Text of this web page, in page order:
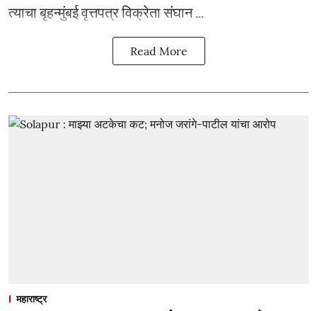
त्याचा बृहन्मुंबई वृत्तपत्र विक्रेता संघान ...
Read More
महाराष्ट्र